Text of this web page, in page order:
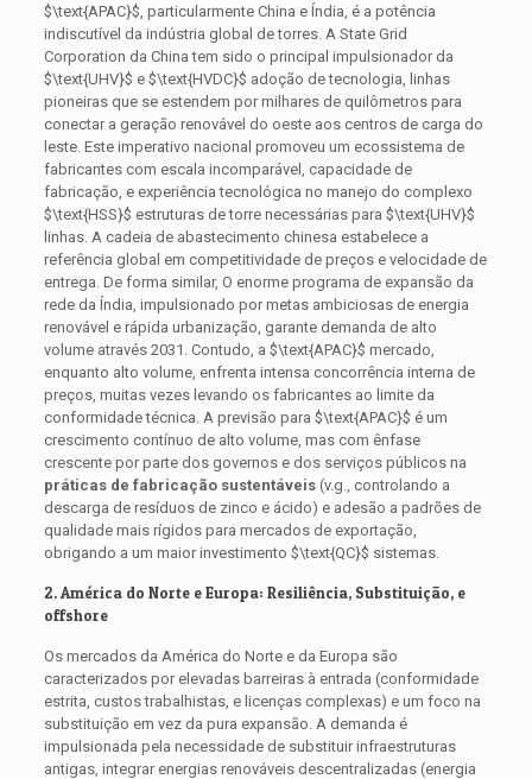
$\text{APAC}$ , particularmente China e Índia, é a potência
indiscutível da indústria global de torres. A State Grid
Corporation da China tem sido o principal impulsionador da
$\text{UHV}$ e $\text{HVDC}$ adoção de tecnologia, linhas
pioneiras que se estendem por milhares de quilômetros para
conectar a geração renovável do oeste aos centros de carga do
leste. Este imperativo nacional promoveu um ecossistema de
fabricantes com escala incomparável, capacidade de
fabricação, e experiência tecnológica no manejo do complexo
$\text{HSS}$ estruturas de torre necessárias para $\text{UHV}$
linhas. A cadeia de abastecimento chinesa estabelece a
referência global em competitividade de preços e velocidade de
entrega. De forma similar, O enorme programa de expansão da
rede da Índia, impulsionado por metas ambiciosas de energia
renovável e rápida urbanização, garante demanda de alto
volume através 2031. Contudo, a $\text{APAC}$ mercado,
enquanto alto volume, enfrenta intensa concorrência interna de
preços, muitas vezes levando os fabricantes ao limite da
conformidade técnica. A previsão para $\text{APAC}$ é um
crescimento contínuo de alto volume, mas com ênfase
crescente por parte dos governos e dos serviços públicos na
práticas de fabricação sustentáveis(v.g., controlando a
descarga de resíduos de zinco e ácido) e adesão a padrões de
qualidade mais rígidos para mercados de exportação,
obrigando a um maior investimento $\text{QC}$ sistemas.
2. América do Norte e Europa: Resiliência, Substituição, e
offshore
Os mercados da América do Norte e da Europa são
caracterizados por elevadas barreiras à entrada (conformidade
estrita, custos trabalhistas, e licenças complexas) e um foco na
substituição em vez da pura expansão. A demanda é
impulsionada pela necessidade de substituir infraestruturas
antigas, integrar energias renováveis ​​descentralizadas (energia